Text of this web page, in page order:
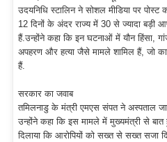
उदयनिधि स्टालिन ने सोशल मीडिया पर
12 दिनों के अंदर राज्य में 30 से ज्यादा बड़ी
हैं.उन्होंने कहा कि इन घटनाओं में यौन हिंसा,
अपहरण और हत्या जैसे मामले शामिल हैं, जो
हैं.
सरकार का जवाब
तमिलनाडु के मंत्री एमएस संपत ने अस्पताल
उन्होंने कहा कि इस मामले में मुख्यमंत्री से बात
दिलाया कि आरोपियों को सख्त से सख्त सजा